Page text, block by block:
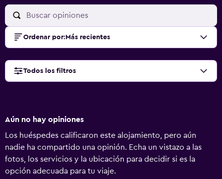
Ordenar por: Más recientes
Todos los filtros
Aún no hay opiniones
Los huéspedes calificaron este alojamiento, pero aún
nadie ha compartido una opinión. Echa un vistazo a las
fotos, los servicios y la ubicación para decidir si es la
opción adecuada para tu viaje.